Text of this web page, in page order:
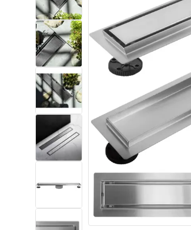
Линейни сифони
Комплект тоалетна чиния с
биде WC
Умивалници
Вани и Паравани
Смесители за баня
Душ панели